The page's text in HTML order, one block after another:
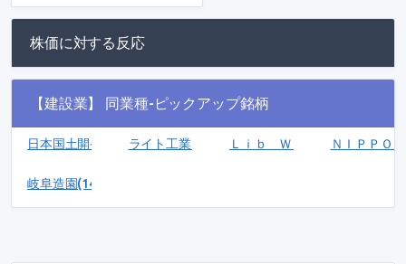
株価に対する反応
【建設業】 同業種-ピックアップ銘柄
日本国土開発(1887)ライト工業(1926) Ｌｉｂ Ｗｏｒｋ(1431)ＮＩＰＰＯ
岐阜造園(1438)